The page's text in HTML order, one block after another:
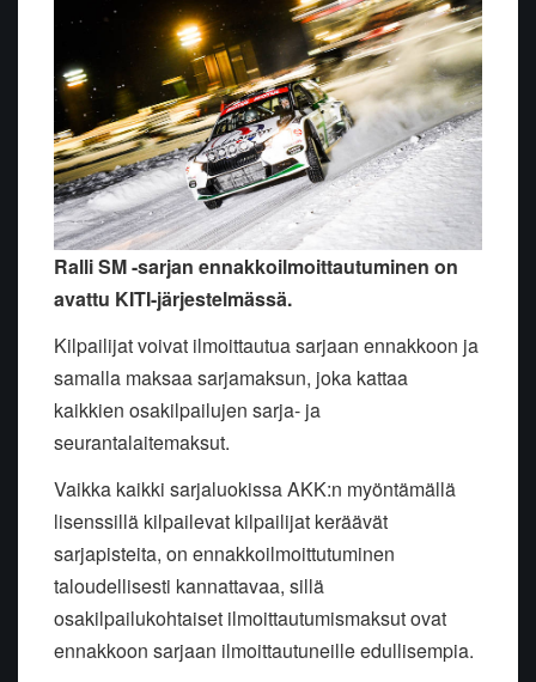
Ralli SM -sarjan ennakkoilmoittautuminen on
avattu KITI-järjestelmässä.
Kilpailijat voivat ilmoittautua sarjaan ennakkoon ja
samalla maksaa sarjamaksun, joka kattaa
kaikkien osakilpailujen sarja- ja
seurantalaitemaksut.
Vaikka kaikki sarjaluokissa AKK:n myöntämällä
lisenssillä kilpailevat kilpailijat keräävät
sarjapisteita, on ennakkoilmoittutuminen
taloudellisesti kannattavaa, sillä
osakilpailukohtaiset ilmoittautumismaksut ovat
ennakkoon sarjaan ilmoittautuneille edullisempia.